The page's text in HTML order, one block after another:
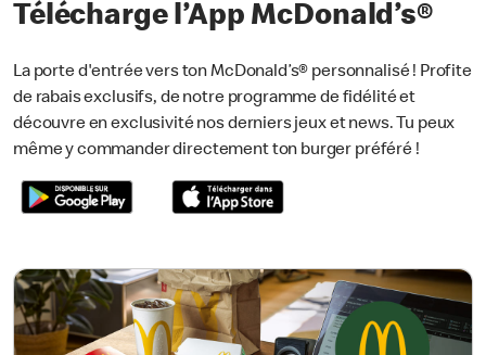
Télécharge l’App McDonald’s®
La porte d'entrée vers ton McDonald’s® personnalisé ! Profite
de rabais exclusifs, de notre programme de fidélité et
découvre en exclusivité nos derniers jeux et news. Tu peux
même y commander directement ton burger préféré !